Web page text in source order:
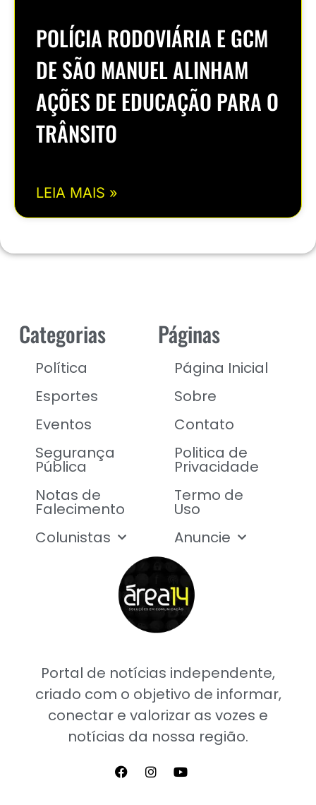
POLÍCIA RODOVIÁRIA E GCM
DE SÃO MANUEL ALINHAM
AÇÕES DE EDUCAÇÃO PARA O
TRÂNSITO
LEIA MAIS »
Portal de notícias independente,
criado com o objetivo de informar,
conectar e valorizar as vozes e
notícias da nossa região.
Categorias
Política
Esportes
Eventos
Segurança
Pública
Notas de
Falecimento
Colunistas
Páginas
Página Inicial
Sobre
Contato
Politica de
Privacidade
Termo de
Uso
Anuncie